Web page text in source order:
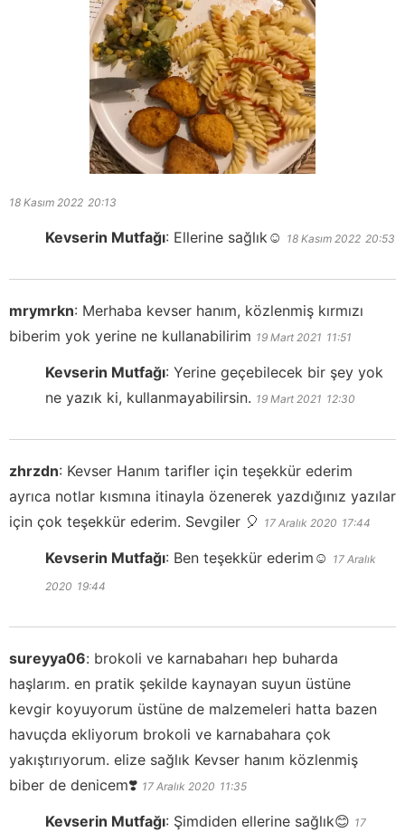
18 Kasım 2022 20:13
Kevserin Mutfağı: Ellerine sağlık☺️ 18 Kasım 2022 20:53
mrymrkn: Merhaba kevser hanım, közlenmiş kırmızı
biberim yok yerine ne kullanabilirim 19 Mart 2021 11:51
Kevserin Mutfağı: Yerine geçebilecek bir şey yok
ne yazık ki, kullanmayabilirsin. 19 Mart 2021 12:30
zhrzdn: Kevser Hanım tarifler için teşekkür ederim
ayrıca notlar kısmına itinayla özenerek yazdığınız yazılar
için çok teşekkür ederim. Sevgiler 🎈 17 Aralık 2020 17:44
Kevserin Mutfağı: Ben teşekkür ederim☺️ 17 Aralık
2020 19:44
sureyya06: brokoli ve karnabaharı hep buharda
haşlarım. en pratik şekilde kaynayan suyun üstüne
kevgir koyuyorum üstüne de malzemeleri hatta bazen
havuçda ekliyorum brokoli ve karnabahara çok
yakıştırıyorum. elize sağlık Kevser hanım közlenmiş
biber de denicem❣️ 17 Aralık 2020 11:35
Kevserin Mutfağı: Şimdiden ellerine sağlık😊 17